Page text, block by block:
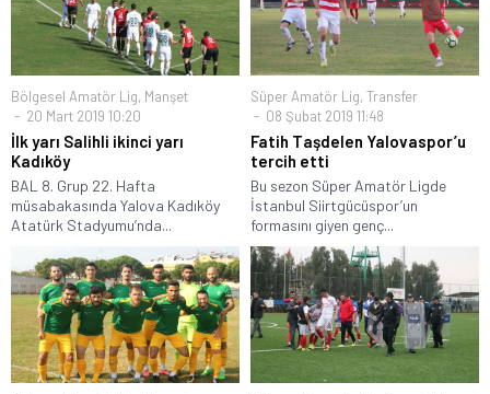
Bölgesel Amatör Lig, Manşet
20 Mart 2019 10:20
İlk yarı Salihli ikinci yarı
Kadıköy
BAL 8. Grup 22. Hafta
müsabakasında Yalova Kadıköy
Atatürk Stadyumu’nda...
Süper Amatör Lig, Transfer
08 Şubat 2019 11:48
Fatih Taşdelen Yalovaspor’u
tercih etti
Bu sezon Süper Amatör Ligde
İstanbul Siirtgücüspor’un
formasını giyen genç...